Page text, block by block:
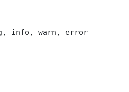
info, warn, error